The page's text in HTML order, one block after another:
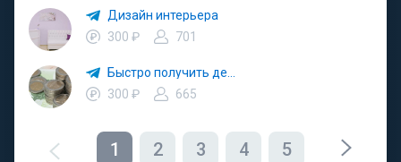
Дизайн интерьера
300 ₽
701
300 ₽
665
1 2 3 4 5